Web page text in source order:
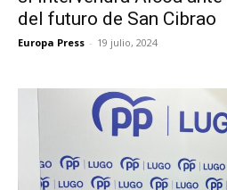
del futuro de San Cibrao
Europa Press - 19 julio, 2024